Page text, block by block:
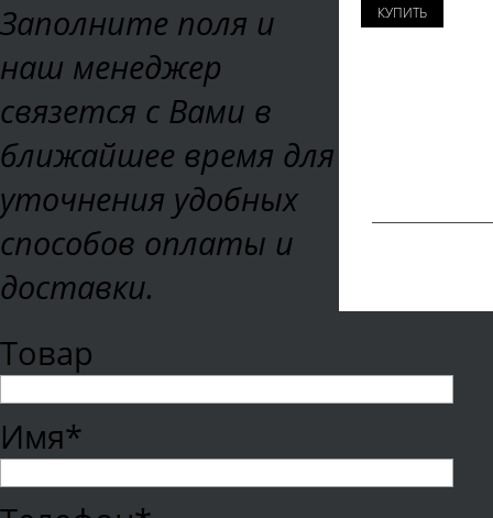
Заполните поля и
наш менеджер
связется с Вами в
ближайшее время для
уточнения удобных
способов оплаты и
доставки.
Товар
Имя*